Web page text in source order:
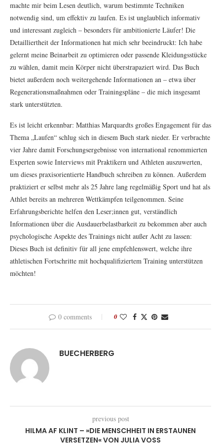
machte mir beim Lesen deutlich, warum bestimmte Techniken
notwendig sind, um effektiv zu laufen. Es ist unglaublich informativ
und interessant zugleich – besonders für ambitionierte Läufer! Die
Detailliertheit der Informationen hat mich sehr beeindruckt: Ich habe
gelernt meine Beinarbeit zu optimieren oder passende Kleidungsstücke
zu wählen, damit mein Körper nicht überstrapaziert wird. Das Buch
bietet außerdem noch weitergehende Informationen an – etwa über
Regenerationsmaßnahmen oder Trainingspläne – die mich insgesamt
stark unterstützten.
Es ist leicht erkennbar: Matthias Marquardts großes Engagement für das
Thema „Laufen“ schlug sich in diesem Buch stark nieder. Er verbrachte
vier Jahre damit Forschungsergebnisse von international renommierten
Experten sowie Interviews mit Praktikern und Athleten auszuwerten,
um dieses praxisorientierte Handbuch schreiben zu können. Außerdem
praktiziert er selbst mehr als 25 Jahre lang regelmäßig Sport und hat als
Athlet bereits an mehreren Wettkämpfen teilgenommen. Seine
Erfahrungsberichte helfen den Leser;innen gut, verständlich
Informationen über die Ausdauerbelastbarkeit zu bekommen aber auch
psychologische Aspekte des Trainings nicht außer Acht zu lassen:
Dieses Buch ist definitiv für all jene empfehlenswert, welche ihre
athletischen Fortschritte mit hochqualifiziertem Training unterstützen
möchten!
0 comments 0
BUECHERBERG
previous post
HILMA AF KLINT – »DIE MENSCHHEIT IN ERSTAUNEN
VERSETZEN« VON JULIA VOSS